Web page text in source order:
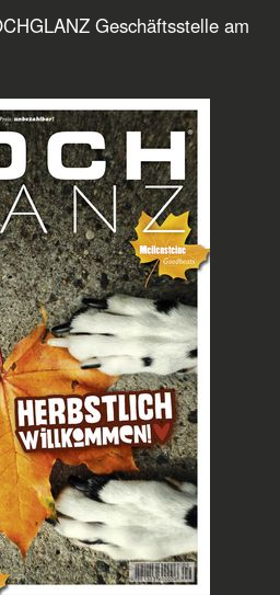
Geschäftsstelle am